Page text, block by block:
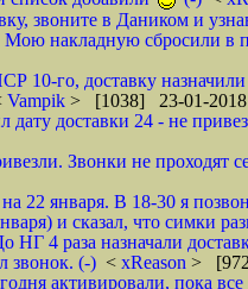
звоните в Даником и
Мою накладную сбросили
10-го, доставку
Vampik > [1038] 23-01-2018
дату доставки 24 - не
Звонки не
22 января. В 18-30 я
и сказал, что симки
НГ 4 раза назначали
звонок. (-) < xReason >
активировали, пока